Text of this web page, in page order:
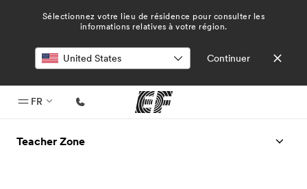
Sélectionnez votre lieu de résidence pour consulter les
informations relatives à votre région.
Continuer
FR
Accueil
Teacher Zone